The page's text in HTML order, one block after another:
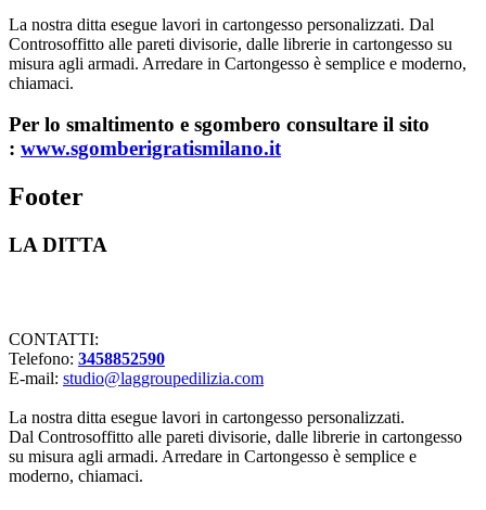
La nostra ditta esegue lavori in cartongesso personalizzati. Dal
Controsoffitto alle pareti divisorie, dalle librerie in cartongesso su
misura agli armadi. Arredare in Cartongesso è semplice e moderno,
chiamaci.
Per lo smaltimento e sgombero consultare il sito
: www.sgomberigratismilano.it
Footer
LA DITTA
CONTATTI:
Telefono: 3458852590
E-mail: studio@laggroupedilizia.com
La nostra ditta esegue lavori in cartongesso personalizzati.
Dal Controsoffitto alle pareti divisorie, dalle librerie in cartongesso
su misura agli armadi. Arredare in Cartongesso è semplice e
moderno, chiamaci.